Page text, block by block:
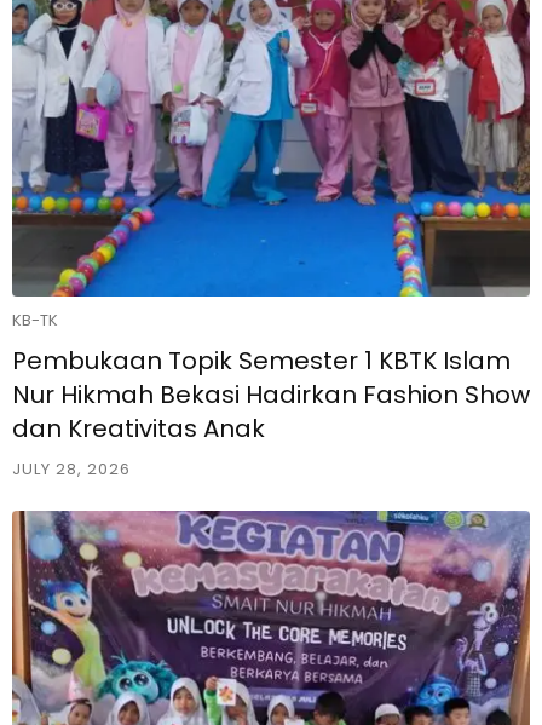
KB-TK
Pembukaan Topik Semester 1 KBTK Islam
Nur Hikmah Bekasi Hadirkan Fashion Show
dan Kreativitas Anak
JULY 28, 2026